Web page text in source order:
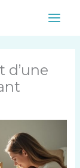
Main
d’une